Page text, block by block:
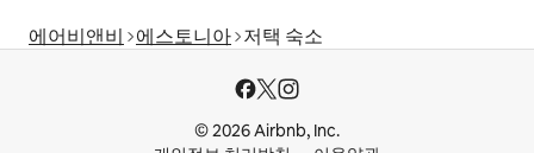
에어비앤비 에스토니아 저택 숙소
© 2026 Airbnb, Inc.